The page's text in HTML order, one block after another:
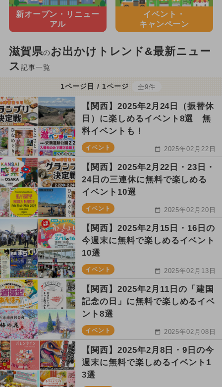
新オープン・ リニュー
アル
イベント・
キャンペーン
滋賀県のお出かけトレンド&最新ニュー
ス 記事一覧
1ページ目 / 1ページ 全9件
【関西】2025年2月24日（振替休
日）に楽しめるイベント8選 無
料イベントも！
イベント 2025年02月22日
【関西】2025年2月22日・23日・
24日の三連休に無料で楽しめる
イベント10選
イベント 2025年02月20日
【関西】2025年2月15日・16日の
今週末に無料で楽しめるイベント
10選
イベント 2025年02月13日
【関西】2025年2月11日の「建国
記念の日」に無料で楽しめるイベ
ント8選
イベント 2025年02月08日
【関西】2025年2月8日・9日の今
週末に無料で楽しめるイベント1
3選